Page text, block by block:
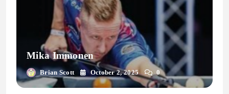
Mika Immonen
Brian Scott October 2, 2025 0